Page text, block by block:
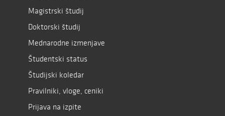
Magistrski študij
Doktorski študij
Mednarodne izmenjave
Študentski status
Študijski koledar
Pravilniki, vloge, ceniki
Prijava na izpite